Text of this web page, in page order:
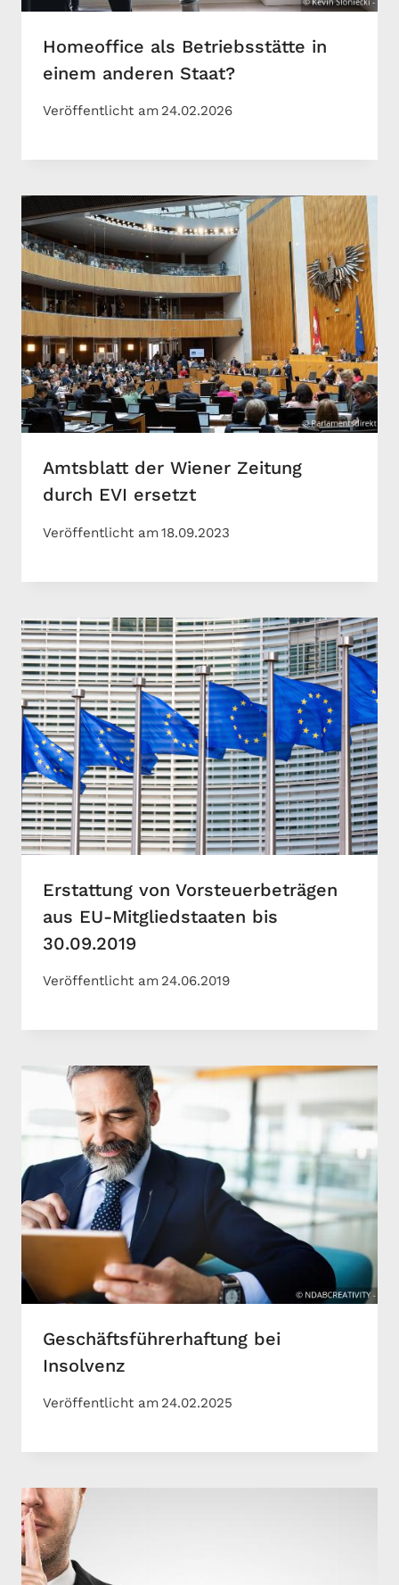
Homeoffice als Betriebsstätte in
einem anderen Staat?
Veröffentlicht am 24.02.2026
Amtsblatt der Wiener Zeitung
durch EVI ersetzt
Veröffentlicht am18.09.2023
Erstattung von Vorsteuerbeträgen
aus EU-Mitgliedstaaten bis
30.09.2019
Veröffentlicht am 24.06.2019
Geschäftsführerhaftung bei
Insolvenz
Veröffentlicht am 24.02.2025